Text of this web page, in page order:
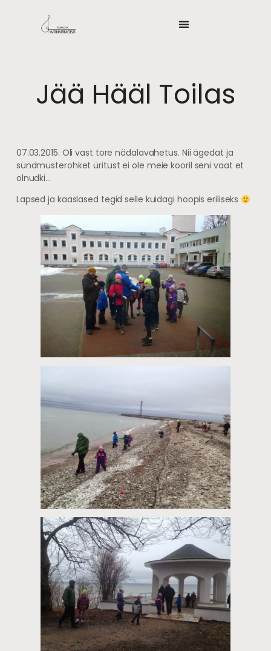
Jää Hääl Toilas
07.03.2015. Oli vast tore nädalavahetus. Nii ägedat ja
sündmusterohket üritust ei ole meie kooril seni vaat et
olnudki…
Lapsed ja kaaslased tegid selle kuidagi hoopis eriliseks